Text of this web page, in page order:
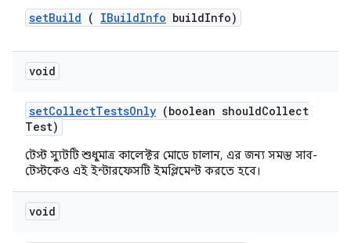
setBuild ( IBuildInfo buildInfo)
void
setCollectTestsOnly (boolean shouldCollect
Test)
টেস্ট স্যুটটি শুধুমাত্র কালেক্টর মোডে চালান, এর জন্য সমস্ত সাব-
টেস্টকেও এই ইন্টারফেসটি ইমপ্লিমেন্ট করতে হবে।
void